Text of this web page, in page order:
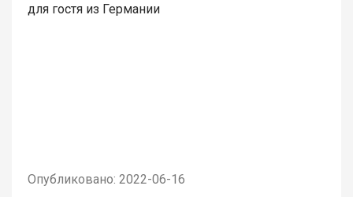
для гостя из Германии
Опубликовано: 2022-06-16